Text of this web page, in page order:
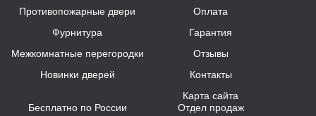
Противопожарные двери
Фурнитура
Межкомнатные перегородки
Новинки дверей
Оплата
Гарантия
Отзывы
Контакты
Карта сайта
Бесплатно по России
Отдел продаж